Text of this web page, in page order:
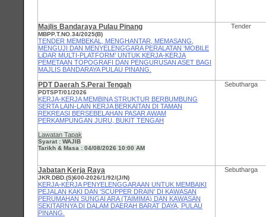
Majlis Bandaraya Pulau Pinang
MBPP.T.NO.34/2025(B)
TENDER MEMBEKAL, MENGHANTAR, MEMASANG,
MENGUJI DAN MENYELENGGARA PERALATAN ‘MOBILE
LiDAR MULTI-PLATFORM’ UNTUK KERJA-KERJA
PEMETAAN TOPOGRAFI DAN PENGURUSAN ASET BAGI
MAJLIS BANDARAYA PULAU PINANG.
Tender
PDT Daerah S.Perai Tengah
PDTSPT/01/2026
KERJA-KERJA MEMBINA STRUKTUR BERBUMBUNG
SERTA LAIN-LAIN KERJA BERKAITAN DI TAMAN
REKREASI BERSEBELAHAN PASAR AWAM
PERKAMPUNGAN JURU, BUKIT TENGAH
Lawatan Tapak
Syarat : WAJIB
Tarikh & Masa : 04/08/2026 10:00 AM
Sebutharga
Jabatan Kerja Raya
JKR.DBD.(S)600-2026/1/92/(J/N)
KERJA-KERJA PENYELENGGARAAN UNTUK MEMBAIKI
PEJALAN KAKI DAN 'SCUPPER DRAIN' DI KAWASAN
PERUMAHAN SUNGAI ARA (TAIMIMA) DAN KAWASAN
SEKITARNYA DI DALAM DAERAH BARAT DAYA, PULAU
PINANG.
Sebutharga